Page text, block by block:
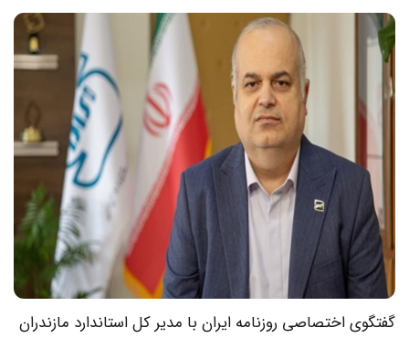
گفتگوی اختصاصی روزنامه ایران با مدیر کل استاندارد مازندران